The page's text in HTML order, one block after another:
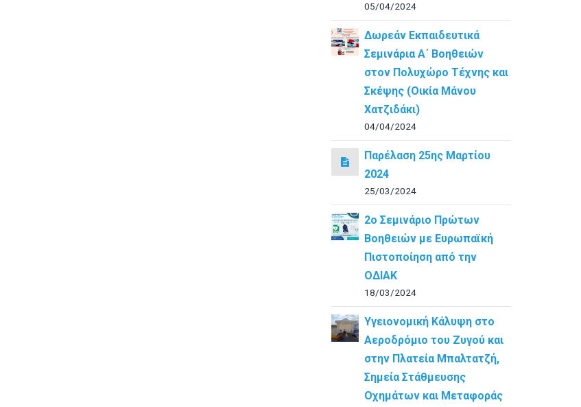
05/04/2024
Δωρεάν Εκπαιδευτικά
Σεμινάρια Α΄ Βοηθειών
στον Πολυχώρο Τέχνης και
Σκέψης (Οικία Μάνου
Χατζιδάκι)
04/04/2024
Παρέλαση 25ης Μαρτίου
2024
25/03/2024
2ο Σεμινάριο Πρώτων
Βοηθειών με Ευρωπαϊκή
Πιστοποίηση από την
ΟΔΙΑΚ
18/03/2024
Υγειονομική Κάλυψη στο
Αεροδρόμιο του Ζυγού και
στην Πλατεία Μπαλτατζή,
Σημεία Στάθμευσης
Οχημάτων και Μεταφοράς